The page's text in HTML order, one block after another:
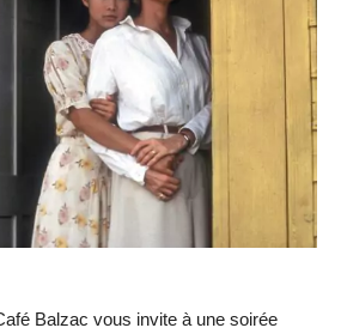
Balzac vous invite à une soirée